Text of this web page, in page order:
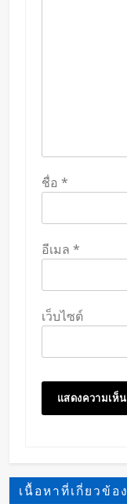
ชื่อ *
อีเมล *
เว็บไซต์
เนื้อหาที่เกี่ยวข้อง